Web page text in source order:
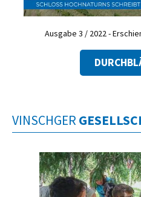
Ausgabe 3 / 2022 -
VINSCHGER